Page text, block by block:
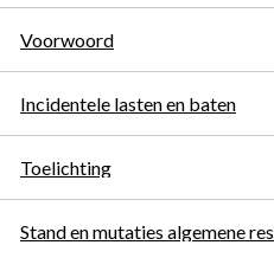
Voorwoord
Incidentele lasten en baten
Toelichting
Stand en mutaties algemene